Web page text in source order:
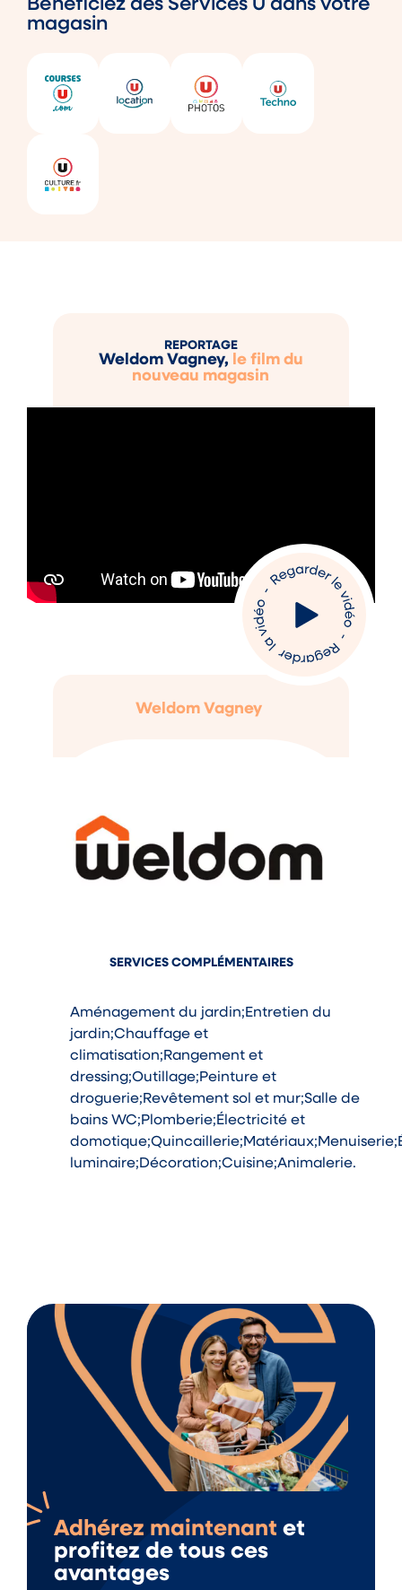
Bénéficiez des Services U dans votre
magasin
REPORTAGE
Weldom Vagney, le film du
nouveau magasin
Weldom Vagney
SERVICES COMPLÉMENTAIRES
Aménagement du jardin;Entretien du
jardin;Chauffage et
climatisation;Rangement et
dressing;Outillage;Peinture et
droguerie;Revêtement sol et mur;Salle de
bains WC;Plomberie;Électricité et
luminaire;Décoration;Cuisine;Animalerie.
Adhérez maintenant et
profitez de tous ces
avantages